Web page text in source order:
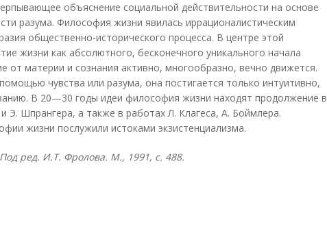
объяснение социальной действительности на основе
разума. Философия жизни явилась иррационалистическим
общественно-исторического процесса. В центре этой
жизни как абсолютного, бесконечного уникального начала
от материи и сознания активно, многообразно, вечно движется.
чувства или разума, она постигается только интуитивно,
В 20—30 годы идеи философия жизни находят продолжение в
Э. Шпрангера, а также в работах Л. Клагеса, А. Боймлера.
жизни послужили истоками экзистенциализма.
ред. И.Т. Фролова. М., 1991, с. 488.